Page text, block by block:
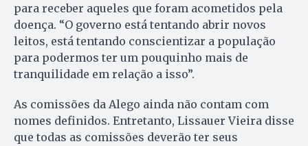
para receber aqueles que foram acometidos pela
doença. “O governo está tentando abrir novos
leitos, está tentando conscientizar a população
para podermos ter um pouquinho mais de
tranquilidade em relação a isso”.
As comissões da Alego ainda não contam com
nomes definidos. Entretanto, Lissauer Vieira disse
que todas as comissões deverão ter seus